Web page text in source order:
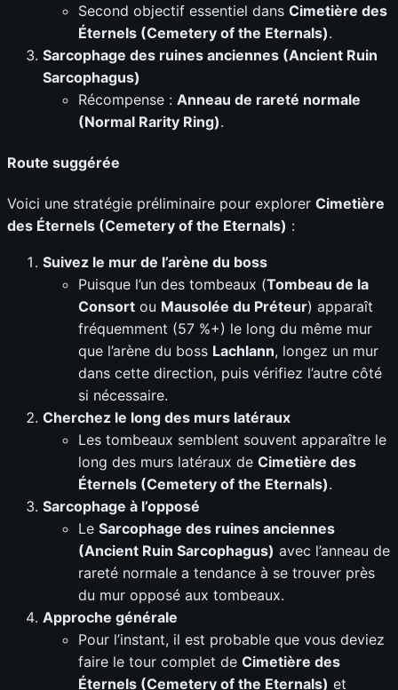
Second objectif essentiel dans Cimetière des
Éternels (Cemetery of the Eternals).
Sarcophage des ruines anciennes (Ancient Ruin
Sarcophagus)
Récompense : Anneau de rareté normale
(Normal Rarity Ring).
Route suggérée
Voici une stratégie préliminaire pour explorer Cimetière
des Éternels (Cemetery of the Eternals) :
Suivez le mur de l’arène du boss
Puisque l’un des tombeaux (Tombeau de la
Consort ou Mausolée du Préteur) apparaît
fréquemment (57 %+) le long du même mur
que l’arène du boss Lachlann, longez un mur
dans cette direction, puis vérifiez l’autre côté
si nécessaire.
Cherchez le long des murs latéraux
Les tombeaux semblent souvent apparaître le
long des murs latéraux de Cimetière des
Éternels (Cemetery of the Eternals).
Sarcophage à l’opposé
Le Sarcophage des ruines anciennes
(Ancient Ruin Sarcophagus) avec l’anneau de
rareté normale a tendance à se trouver près
du mur opposé aux tombeaux.
Approche générale
Pour l’instant, il est probable que vous deviez
faire le tour complet de Cimetière des
Éternels (Cemetery of the Eternals) et